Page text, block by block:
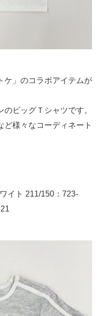
ケ」のコラボアイテムが
ビッグＴシャツです。
ど様々なコーディネート
イト 211/150：723-